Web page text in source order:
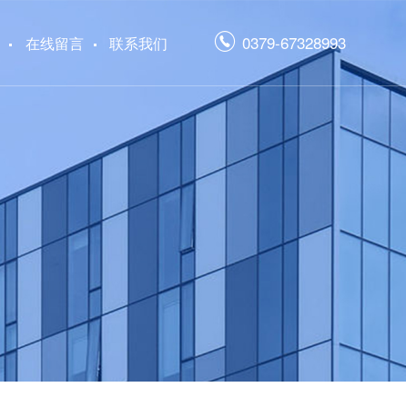
在线留言 联系我们 0379-67328993